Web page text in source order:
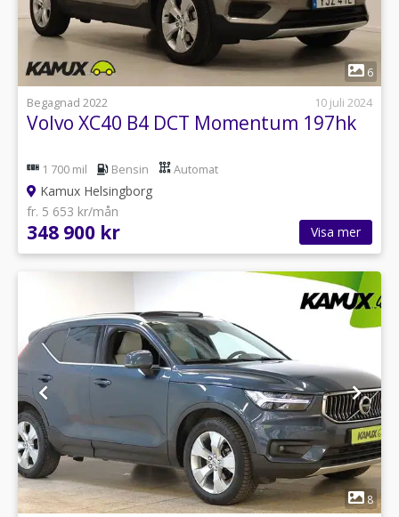
1
6
Begagnad 2022
10 juli 2024
Volvo XC40 B4 DCT Momentum 197hk
1 700 mil Bensin Automat
Kamux Helsingborg
fr. 5 653 kr/mån
348 900 kr Visa mer
1
8